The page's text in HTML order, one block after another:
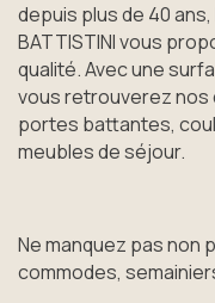
depuis plus de 40 ans,
BATTISTINI vous
qualité. Avec une
vous retrouverez nos
portes battantes,
meubles de séjour.
Ne manquez pas non
commodes,